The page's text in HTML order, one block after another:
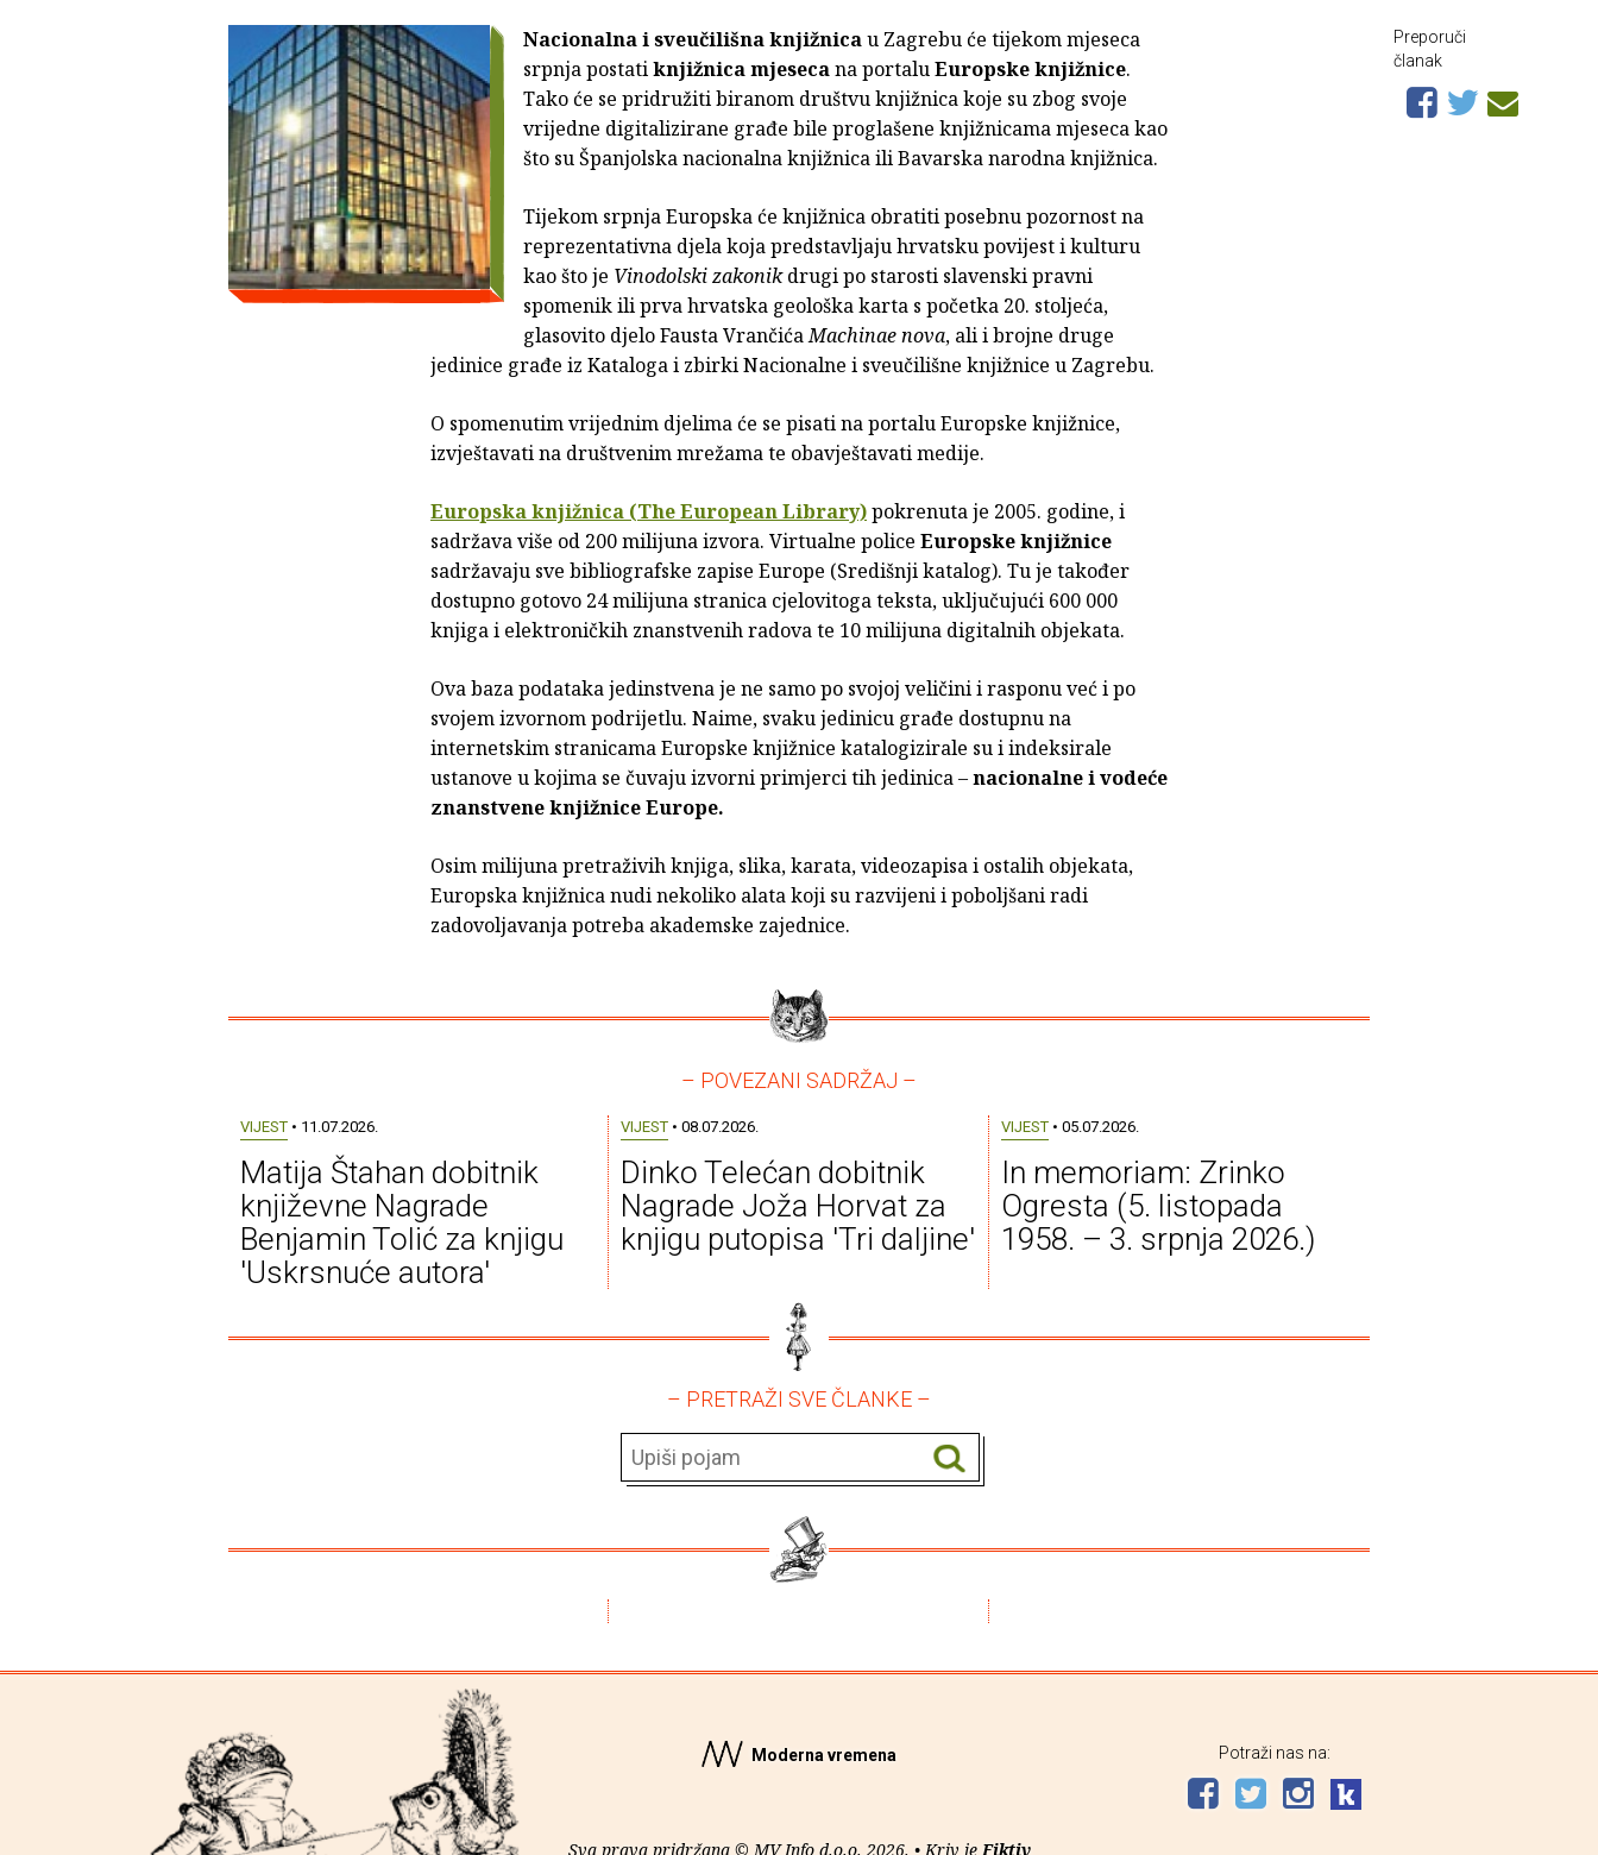
Nacionalna i sveučilišna knjižnicau Zagrebu će tijekom mjeseca
srpnja postatiknjižnica mjesecana portaluEuropske knjižnice.
Tako će se pridružiti biranom društvu knjižnica koje su zbog svoje
vrijedne digitalizirane građe bile proglašene knjižnicama mjeseca kao
što su Španjolska nacionalna knjižnica ili Bavarska narodna knjižnica.
Tijekom srpnja Europska će knjižnica obratiti posebnu pozornost na
reprezentativna djela koja predstavljaju hrvatsku povijest i kulturu
kao što je Vinodolski zakonikdrugi po starosti slavenski pravni
spomenik ili prva hrvatska geološka karta s početka 20. stoljeća,
glasovito djelo Fausta VrančićaMachinae nova, ali i brojne druge
jedinice građe iz Kataloga i zbirki Nacionalne i sveučilišne knjižnice u Zagrebu.
O spomenutim vrijednim djelima će se pisati na portalu Europske knjižnice,
izvještavati na društvenim mrežama te obavještavati medije.
Europska knjižnica (TheEuropean Library)pokrenuta je 2005. godine, i
sadržava više od 200 milijuna izvora. Virtualne police Europske knjižnice
sadržavaju sve bibliografske zapise Europe (Središnji katalog). Tu je također
dostupno gotovo 24 milijuna stranica cjelovitoga teksta, uključujući 600 000
knjiga i elektroničkih znanstvenih radova te 10 milijuna digitalnih objekata.
Ova baza podataka jedinstvena je ne samo po svojoj veličini i rasponu već i po
svojem izvornom podrijetlu. Naime, svaku jedinicu građe dostupnu na
internetskim stranicama Europske knjižnice katalogizirale su i indeksirale
ustanove u kojima se čuvaju izvorni primjerci tih jedinica –nacionalne i vodeće
znanstvene knjižnice Europe.
Osim milijuna pretraživih knjiga, slika, karata, videozapisa i ostalih objekata,
Europska knjižnica nudi nekoliko alata koji su razvijeni i poboljšani radi
zadovoljavanja potreba akademske zajednice.
Preporuči
članak
– POVEZANI SADRŽAJ –
VIJEST• 11.07.2026.
Matija Štahan dobitnik
književne Nagrade
Benjamin Tolić za knjigu
'Uskrsnuće autora'
VIJEST• 08.07.2026.
Dinko Telećan dobitnik
Nagrade Joža Horvat za
knjigu putopisa 'Tri daljine'
VIJEST• 05.07.2026.
In memoriam: Zrinko
Ogresta (5. listopada
1958. – 3. srpnja 2026.)
– PRETRAŽI SVE ČLANKE –
Moderna vremena
Sva prava pridržana © MV Info d.o.o. 2026. • Kriv je Fiktiv
Potraži nas na: